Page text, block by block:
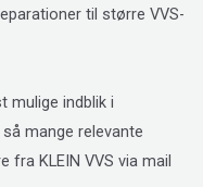
til større VVS-
mulige indblik i
mange relevante
fra KLEIN VVS via mail